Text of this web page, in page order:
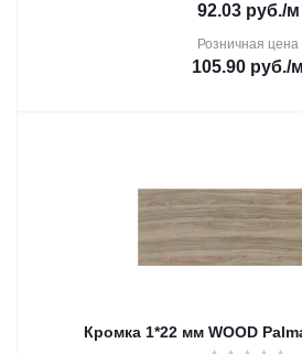
92.03руб./м
Розничная цена
105.90 руб./м
Кромка 1*22 мм WOOD